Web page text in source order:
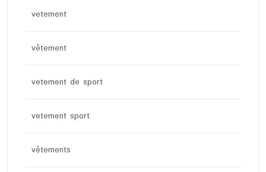
vetement
vêtement
vetement de sport
vetement sport
vêtements